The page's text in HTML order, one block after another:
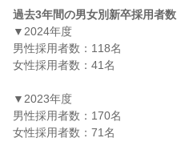
過去3年間の男女別新卒採用者数
▼2024年度
男性採用者数：118名
女性採用者数：41名
▼2023年度
男性採用者数：170名
女性採用者数：71名